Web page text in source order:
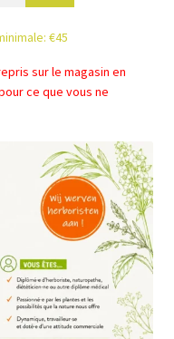
€45
sur le magasin en
ce que vous ne